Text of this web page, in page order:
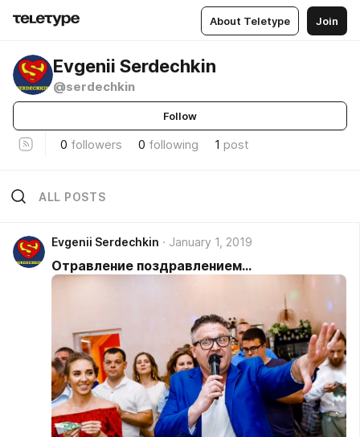
About Teletype Join
Evgenii Serdechkin
@serdechkin
Follow
0 followers 0 following 1 post
ALL POSTS
Evgenii Serdechkin January 1, 2019
Отравление поздравлением...